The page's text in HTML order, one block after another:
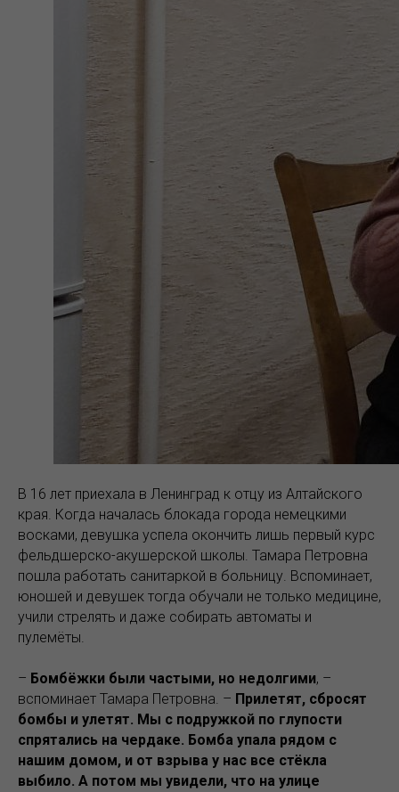
В 16 лет приехала в Ленинград к отцу из Алтайского
края. Когда началась блокада города немецкими
восками, девушка успела окончить лишь первый курс
фельдшерско-акушерской школы. Тамара Петровна
пошла работать санитаркой в больницу. Вспоминает,
юношей и девушек тогда обучали не только медицине,
учили стрелять и даже собирать автоматы и
пулемёты.
– Бомбёжки были частыми, но недолгими, –
вспоминает Тамара Петровна. – Прилетят, сбросят
бомбы и улетят. Мы с подружкой по глупости
спрятались на чердаке. Бомба упала рядом с
нашим домом, и от взрыва у нас все стёкла
выбило. А потом мы увидели, что на улице